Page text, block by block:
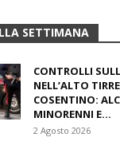
SETTIMANA